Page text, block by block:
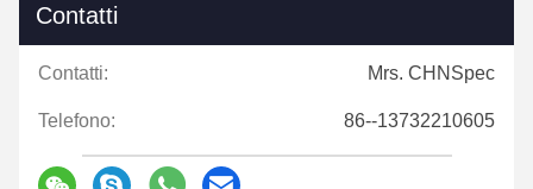
Contatti
Contatti: Mrs. CHNSpec
Telefono: 86--13732210605